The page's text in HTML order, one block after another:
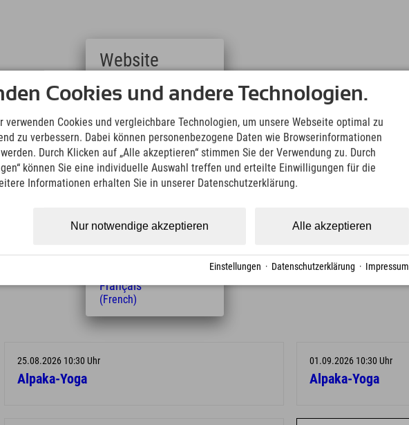
bis zum Vortag um 16:00 Uhr möglich.
25.08.2026 10:30 Uhr
Alpaka-Yoga
01.09.2026 10:30 Uhr
Alpaka-Yoga
Cookies und andere Technologien.
verwenden Cookies und vergleichbare Technologien, um unsere Webseite optimal zu
zu verbessern. Dabei können personenbezogene Daten wie Browserinformationen
Durch Klicken auf „Alle akzeptieren“ stimmen Sie der Verwendung zu. Durch
können Sie eine individuelle Auswahl treffen und erteilte Einwilligungen für die
Informationen erhalten Sie in unserer Datenschutzerklärung.
Alle akzeptieren
Nur notwendige akzeptieren
Einstellungen · Datenschutzerklärung · Impressum
Website
Deutsch
(German)
English
(English)
Italiano
(Italian)
Čeština
(Czech)
Magyar
Nederlands
Français
(French)